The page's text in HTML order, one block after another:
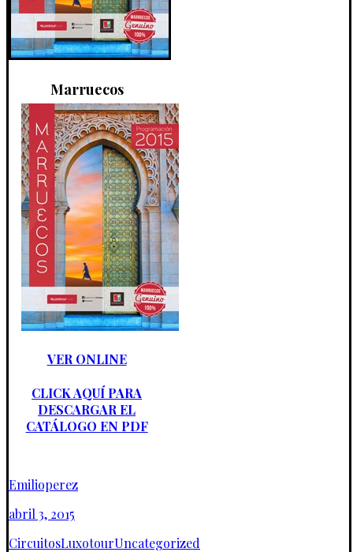
Marruecos
VER ONLINE
CLICK AQUÍ PARA
DESCARGAR EL
CATÁLOGO EN PDF
Emilioperez
abril 3, 2015
CircuitosLuxotourUncategorized